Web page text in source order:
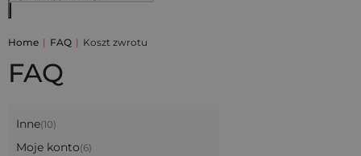
Home | FAQ | Koszt zwrotu
FAQ
Inne(10)
Moje konto(6)